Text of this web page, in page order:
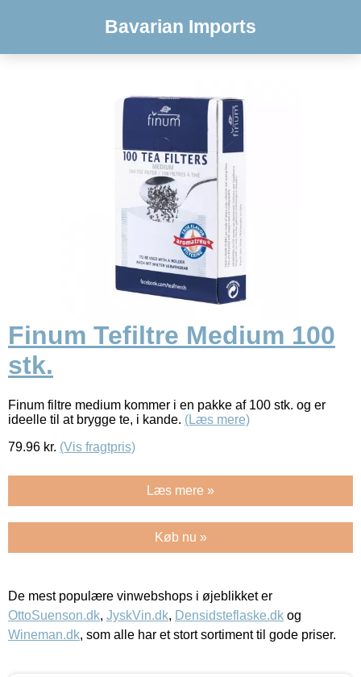
Bavarian Imports
Finum Tefiltre Medium 100
stk.
Finum filtre medium kommer i en pakke af 100 stk. og er
ideelle til at brygge te, i kande. (Læs mere)
79.96 kr. (Vis fragtpris)
Læs mere »
Køb nu »
De mest populære vinwebshops i øjeblikket er
OttoSuenson.dk, JyskVin.dk, Densidsteflaske.dk og
Wineman.dk, som alle har et stort sortiment til gode priser.